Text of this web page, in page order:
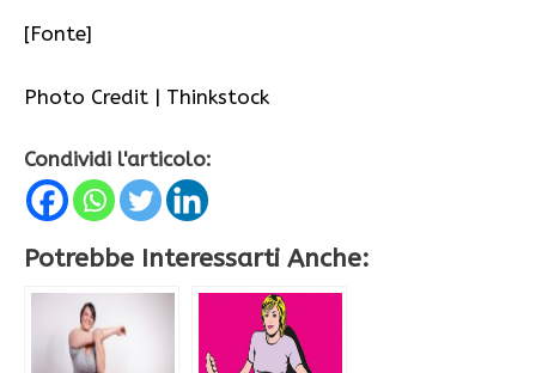
[Fonte]
Photo Credit | Thinkstock
Condividi l'articolo:
Potrebbe Interessarti Anche: